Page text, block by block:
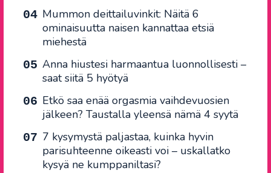
Mummon deittailuvinkit: Näitä 6
ominaisuutta naisen kannattaa etsiä
miehestä
Anna hiustesi harmaantua luonnollisesti –
saat siitä 5 hyötyä
Etkö saa enää orgasmia vaihdevuosien
jälkeen? Taustalla yleensä nämä 4 syytä
7 kysymystä paljastaa, kuinka hyvin
parisuhteenne oikeasti voi – uskallatko
kysyä ne kumppaniltasi?